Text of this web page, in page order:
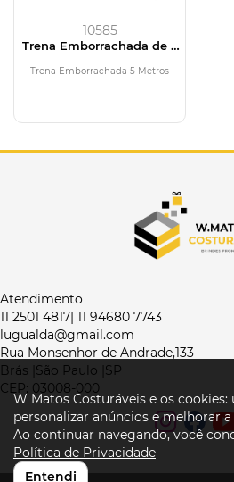
10585
Trena Emborrachada de 5
Trena Emborrachada 5 Metros
Atendimento
11 2501 4817| 11 94680 7743
lugualda@gmail.com
Rua Monsenhor de Andrade,133
Brás |São Paulo |SP
CEP: 03008-000
W Matos Costuráveis e os cookies:
personalizar anúncios e melhorar
Ao continuar navegando, você
Política de Privacidade
Entendi